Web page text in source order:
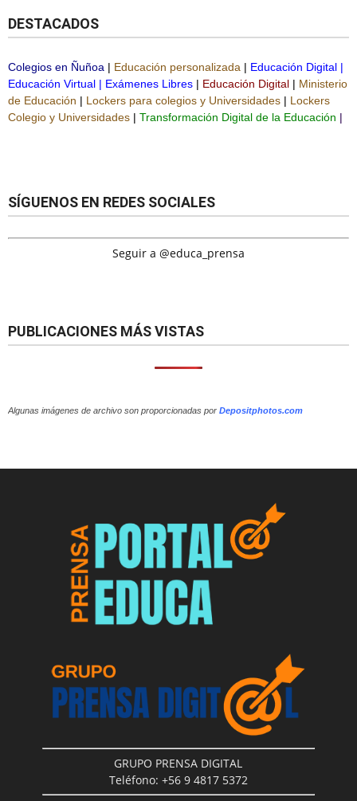
DESTACADOS
Colegios en Ñuñoa | Educación personalizada | Educación Digital |
Educación Virtual | Exámenes Libres | Educación Digital | Ministerio
de Educación | Lockers para colegios y Universidades | Lockers
Colegio y Universidades | Transformación Digital de la Educación |
SÍGUENOS EN REDES SOCIALES
Seguir a @educa_prensa
PUBLICACIONES MÁS VISTAS
Algunas imágenes de archivo son proporcionadas por Depositphotos.com
GRUPO PRENSA DIGITAL
Teléfono: +56 9 4817 5372